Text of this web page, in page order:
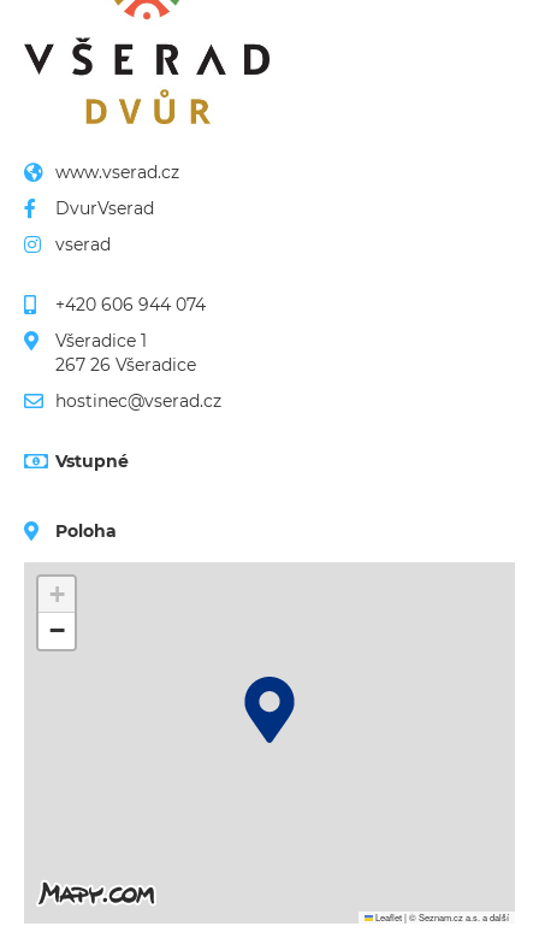
www.vserad.cz
DvurVserad
vserad
+420 606 944 074
Všeradice 1
267 26 Všeradice
hostinec@vserad.cz
Vstupné
Poloha
+
−
Leaflet|© Seznam.cz a.s. a další